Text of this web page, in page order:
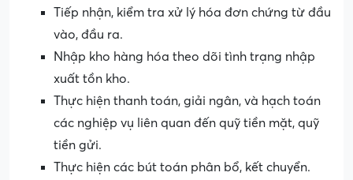
Tiếp nhận, kiểm tra xử lý hóa đơn chứng từ đầu
vào, đầu ra.
Nhập kho hàng hóa theo dõi tình trạng nhập
xuất tồn kho.
Thực hiện thanh toán, giải ngân, và hạch toán
các nghiệp vụ liên quan đến quỹ tiền mặt, quỹ
tiền gửi.
Thực hiện các bút toán phân bổ, kết chuyển.